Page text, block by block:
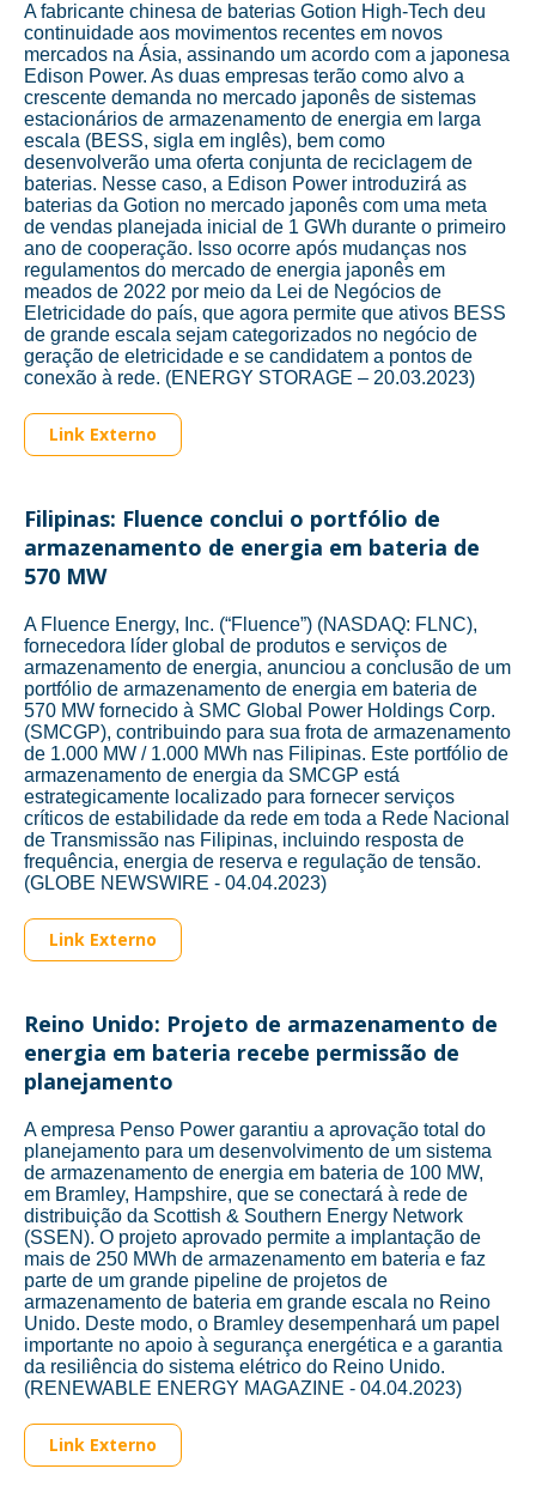
A fabricante chinesa de baterias Gotion High-Tech deu
continuidade aos movimentos recentes em novos
mercados na Ásia, assinando um acordo com a japonesa
Edison Power. As duas empresas terão como alvo a
crescente demanda no mercado japonês de sistemas
estacionários de armazenamento de energia em larga
escala (BESS, sigla em inglês), bem como
desenvolverão uma oferta conjunta de reciclagem de
baterias. Nesse caso, a Edison Power introduzirá as
baterias da Gotion no mercado japonês com uma meta
de vendas planejada inicial de 1 GWh durante o primeiro
ano de cooperação. Isso ocorre após mudanças nos
regulamentos do mercado de energia japonês em
meados de 2022 por meio da Lei de Negócios de
Eletricidade do país, que agora permite que ativos BESS
de grande escala sejam categorizados no negócio de
geração de eletricidade e se candidatem a pontos de
conexão à rede. (ENERGY STORAGE – 20.03.2023)
Link Externo
Filipinas: Fluence conclui o portfólio de
armazenamento de energia em bateria de
570 MW
A Fluence Energy, Inc. (“Fluence”) (NASDAQ: FLNC),
fornecedora líder global de produtos e serviços de
armazenamento de energia, anunciou a conclusão de um
portfólio de armazenamento de energia em bateria de
570 MW fornecido à SMC Global Power Holdings Corp.
(SMCGP), contribuindo para sua frota de armazenamento
de 1.000 MW / 1.000 MWh nas Filipinas. Este portfólio de
armazenamento de energia da SMCGP está
estrategicamente localizado para fornecer serviços
críticos de estabilidade da rede em toda a Rede Nacional
de Transmissão nas Filipinas, incluindo resposta de
frequência, energia de reserva e regulação de tensão.
(GLOBE NEWSWIRE - 04.04.2023)
Link Externo
Reino Unido: Projeto de armazenamento de
energia em bateria recebe permissão de
planejamento
A empresa Penso Power garantiu a aprovação total do
planejamento para um desenvolvimento de um sistema
de armazenamento de energia em bateria de 100 MW,
em Bramley, Hampshire, que se conectará à rede de
distribuição da Scottish & Southern Energy Network
(SSEN). O projeto aprovado permite a implantação de
mais de 250 MWh de armazenamento em bateria e faz
parte de um grande pipeline de projetos de
armazenamento de bateria em grande escala no Reino
Unido. Deste modo, o Bramley desempenhará um papel
importante no apoio à segurança energética e a garantia
da resiliência do sistema elétrico do Reino Unido.
(RENEWABLE ENERGY MAGAZINE - 04.04.2023)
Link Externo